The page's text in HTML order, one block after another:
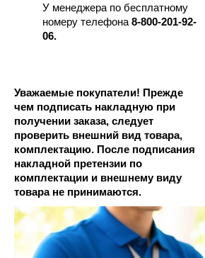
У менеджера по бесплатному
номеру телефона 8-800-201-92-
06.
Уважаемые покупатели! Прежде
чем подписать накладную при
получении заказа, следует
проверить внешний вид товара,
комплектацию. После подписания
накладной претензии по
комплектации и внешнему виду
товара не принимаются.